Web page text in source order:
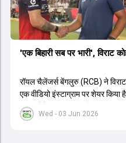
Wed - 03 Jun 2026
'एक बिहारी सब पर भारी', विराट
रॉयल चैलेंजर्स बेंगलुरु (RCB) ने
एक वीडियो इंस्टाग्राम पर शेयर किया
सलाह देते हुए कहा, 'एक बिहारी सब
पर विश्वास रखने और नकारात्मक